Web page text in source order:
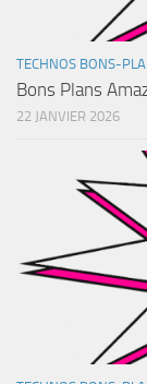
TECHNOS BONS-
Bons Plans
22 JANVIER 2026